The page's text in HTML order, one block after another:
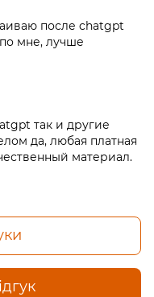
после chatgpt
мне, лучше
так и другие
да, любая платная
материал.